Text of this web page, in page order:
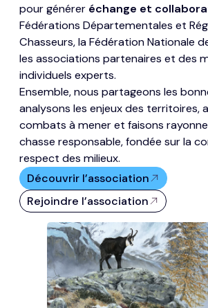
pour générer échange et
Fédérations Départementales et
Chasseurs, la Fédération Nationale
les associations partenaires et des
individuels experts.
Ensemble, nous partageons les
analysons les enjeux des territoires,
combats à mener et faisons
chasse responsable, fondée sur la
respect des milieux.
Découvrir l’association
Rejoindre l’association